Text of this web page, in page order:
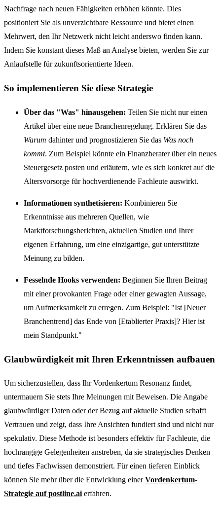
Nachfrage nach neuen Fähigkeiten erhöhen könnte. Dies
positioniert Sie als unverzichtbare Ressource und bietet einen
Mehrwert, den Ihr Netzwerk nicht leicht anderswo finden kann.
Indem Sie konstant dieses Maß an Analyse bieten, werden Sie zur
Anlaufstelle für zukunftsorientierte Ideen.
So implementieren Sie diese Strategie
Über das "Was" hinausgehen: Teilen Sie nicht nur einen
Artikel über eine neue Branchenregelung. Erklären Sie das
Warum dahinter und prognostizieren Sie das Was noch
kommt. Zum Beispiel könnte ein Finanzberater über ein neues
Steuergesetz posten und erläutern, wie es sich konkret auf die
Altersvorsorge für hochverdienende Fachleute auswirkt.
Informationen synthetisieren: Kombinieren Sie
Erkenntnisse aus mehreren Quellen, wie
Marktforschungsberichten, aktuellen Studien und Ihrer
eigenen Erfahrung, um eine einzigartige, gut unterstützte
Meinung zu bilden.
Fesselnde Hooks verwenden: Beginnen Sie Ihren Beitrag
mit einer provokanten Frage oder einer gewagten Aussage,
um Aufmerksamkeit zu erregen. Zum Beispiel: "Ist [Neuer
Branchentrend] das Ende von [Etablierter Praxis]? Hier ist
mein Standpunkt."
Glaubwürdigkeit mit Ihren Erkenntnissen aufbauen
Um sicherzustellen, dass Ihr Vordenkertum Resonanz findet,
untermauern Sie stets Ihre Meinungen mit Beweisen. Die Angabe
glaubwürdiger Daten oder der Bezug auf aktuelle Studien schafft
Vertrauen und zeigt, dass Ihre Ansichten fundiert sind und nicht nur
spekulativ. Diese Methode ist besonders effektiv für Fachleute, die
hochrangige Gelegenheiten anstreben, da sie strategisches Denken
und tiefes Fachwissen demonstriert. Für einen tieferen Einblick
können Sie mehr über die Entwicklung einerVordenkertum-
Strategie auf postline.ai erfahren.